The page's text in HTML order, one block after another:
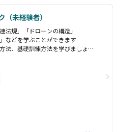
（未経験者）
法規」「ドローンの構造」
などを学ぶことができます
法、基礎訓練方法を学びましょ
は「経験者」扱いとなります。